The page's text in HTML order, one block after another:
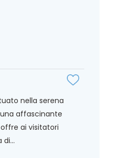
nella serena
affascinante
ai visitatori